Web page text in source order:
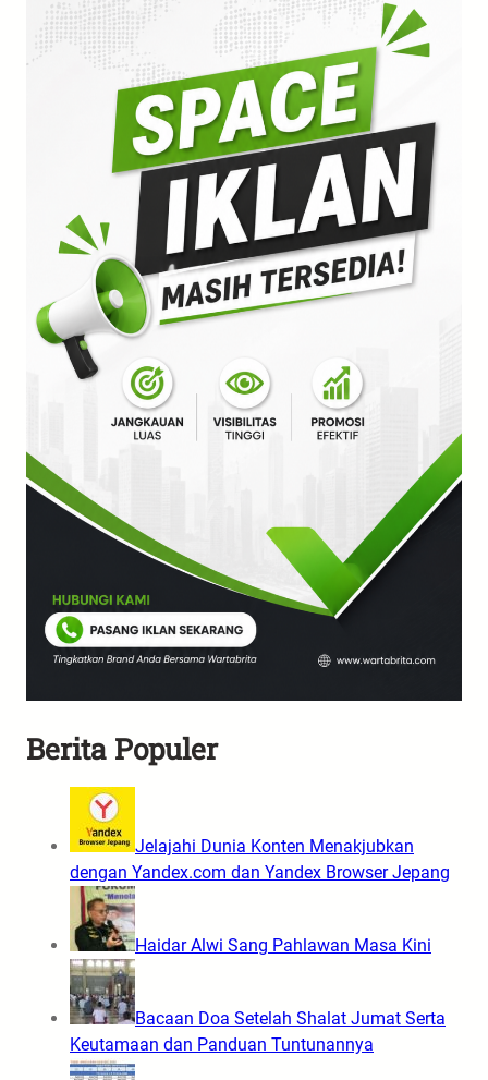
Berita Populer
Jelajahi Dunia Konten Menakjubkan
dengan Yandex.com dan Yandex Browser Jepang
Haidar Alwi Sang Pahlawan Masa Kini
Bacaan Doa Setelah Shalat Jumat Serta
Keutamaan dan Panduan Tuntunannya